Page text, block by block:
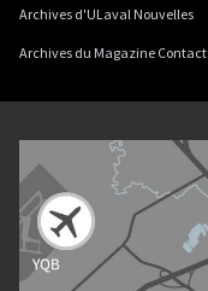
Archives d'ULaval Nouvelles
Archives du Magazine Contact